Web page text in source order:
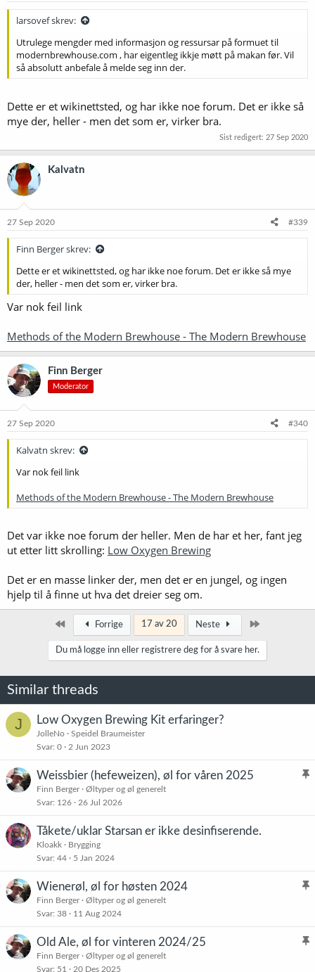
larsovef skrev:
Utrulege mengder med informasjon og ressursar på formuet til
modernbrewhouse.com , har eigentleg ikkje møtt på makan før. Vil
så absolutt anbefale å melde seg inn der.
Dette er et wikinettsted, og har ikke noe forum. Det er ikke så
mye der, heller - men det som er, virker bra.
Sist redigert: 27 Sep 2020
Kalvatn
27 Sep 2020 #339
Finn Berger skrev:
Dette er et wikinettsted, og har ikke noe forum. Det er ikke så mye
der, heller - men det som er, virker bra.
Var nok feil link
Methods of the Modern Brewhouse - The Modern Brewhouse
Finn Berger
Moderator
27 Sep 2020 #340
Kalvatn skrev:
Var nok feil link
Methods of the Modern Brewhouse - The Modern Brewhouse
Det var ikke noe forum der heller. Men de har et her, fant jeg
ut etter litt skrolling: Low Oxygen Brewing
Det er en masse linker der, men det er en jungel, og ingen
hjelp til å finne ut hva det dreier seg om.
Først Forrige 17 av 20 Neste
Du må logge inn eller registrere deg for å svare her.
Similar threads
J Low Oxygen Brewing Kit erfaringer?
JolleNo
Speidel Braumeister
Svar 0 2 Jun 2023
K
Weissbier (hefeweizen), øl for våren 2025
Finn Berger
Øltyper og øl generelt
Svar 126 26 Jul 2026
Tåkete/uklar Starsan er ikke desinfiserende.
Kloakk
Brygging
Svar 44 5 Jan 2024
K
t
Wienerøl, øl for høsten 2024
Finn Berger
Øltyper og øl generelt
Svar 38 11 Aug 2024
K
Old Ale, øl for vinteren 2024/25
Finn Berger
Øltyper og øl generelt
Svar 51 20 Des 2025